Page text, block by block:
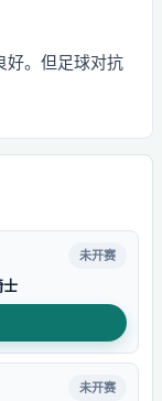
好。但足球对抗
士
未开赛
未开赛